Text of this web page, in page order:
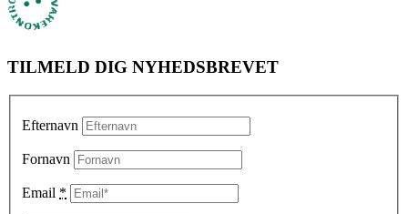
TILMELD DIG NYHEDSBREVET
Efternavn
Fornavn
Email *